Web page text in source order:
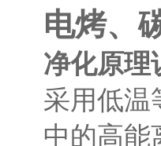
电烤、
净化原理
采用低温
中的高能